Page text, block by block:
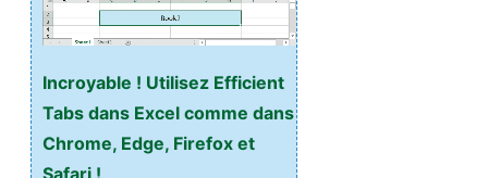
Incroyable ! Utilisez Efficient
Tabs dans Excel comme dans
Chrome, Edge, Firefox et
Safari !